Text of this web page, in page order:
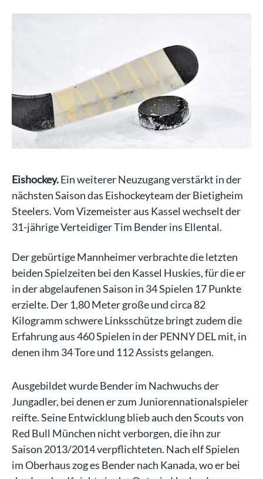
Eishockey.Ein weiterer Neuzugang verstärkt in der
nächsten Saison das Eishockeyteam der Bietigheim
Steelers. Vom Vizemeister aus Kassel wechselt der
31-jährige Verteidiger Tim Bender ins Ellental.
Der gebürtige Mannheimer verbrachte die letzten
beiden Spielzeiten bei den Kassel Huskies, für die er
in der abgelaufenen Saison in 34 Spielen 17 Punkte
erzielte. Der 1,80 Meter große und circa 82
Kilogramm schwere Linksschütze bringt zudem die
Erfahrung aus 460 Spielen in der PENNY DEL mit, in
denen ihm 34 Tore und 112 Assists gelangen.
Ausgebildet wurde Bender im Nachwuchs der
Jungadler, bei denen er zum Juniorennationalspieler
reifte. Seine Entwicklung blieb auch den Scouts von
Red Bull München nicht verborgen, die ihn zur
Saison 2013/2014 verpflichteten. Nach elf Spielen
im Oberhaus zog es Bender nach Kanada, wo er bei